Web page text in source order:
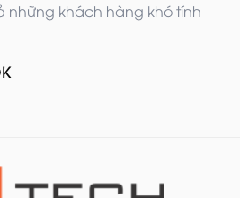
những khách hàng khó tính